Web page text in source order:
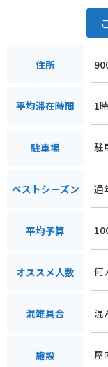
住所
平均滞在時間 1
駐車場 駐
ベストシーズン 通
平均予算
オススメ人数 何
混雑具合 混
施設 屋